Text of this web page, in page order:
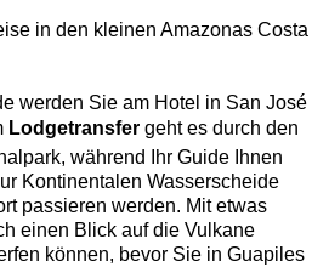
in den kleinen Amazonas Costa
werden Sie am Hotel in San José
Lodgetransfer geht es durch den
während Ihr Guide Ihnen
Kontinentalen Wasserscheide
passieren werden. Mit etwas
einen Blick auf die Vulkane
können, bevor Sie in Guapiles